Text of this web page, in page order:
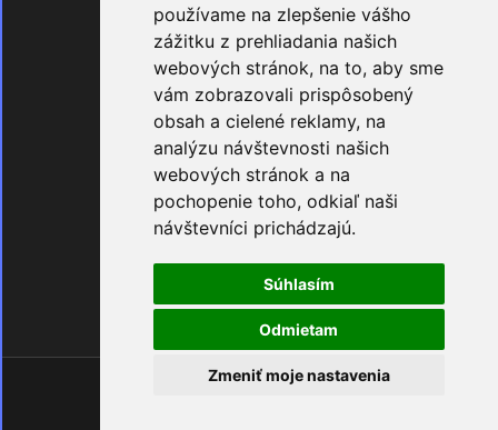
používame na zlepšenie vášho
zážitku z prehliadania našich
webových stránok, na to, aby sme
vám zobrazovali prispôsobený
obsah a cielené reklamy, na
analýzu návštevnosti našich
webových stránok a na
pochopenie toho, odkiaľ naši
návštevníci prichádzajú.
Súhlasím
Odmietam
Zmeniť moje nastavenia
Odosielame
V príebehu do 4 dní
Máte otázky ?
+421 903 274 997
Created by dudik.net